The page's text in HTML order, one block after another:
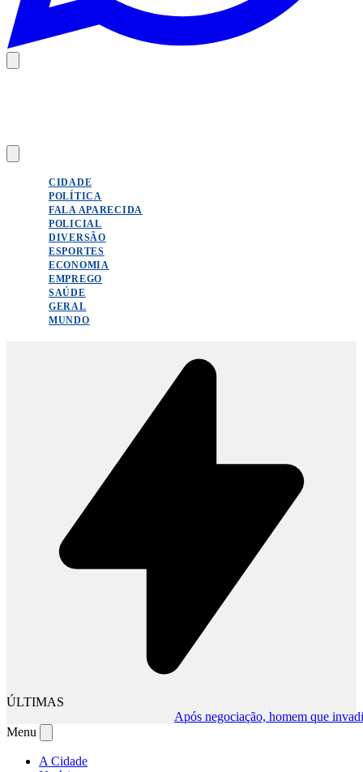
CIDADE
POLÍTICA
FALA APARECIDA
POLICIAL
DIVERSÃO
ESPORTES
ECONOMIA
EMPREGO
SAÚDE
GERAL
MUNDO
ÚLTIMAS
Após negociação, homem que invadiu
Menu
A Cidade